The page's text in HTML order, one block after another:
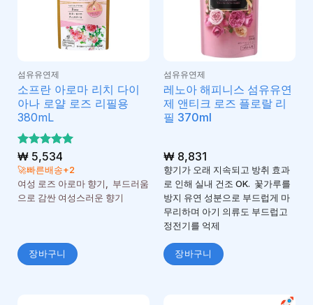
섬유유연제
소프란 아로마 리치 다이
아나 로얄 로즈 리필용
380mL
5 중에서
5로 평가
됨
₩5,534
🚀빠른배송+2
여성 로즈 아로마 향기, 부드러움
으로 감싼 여성스러운 향기
장바구니
섬유유연제
레노아 해피니스 섬유유연
제 앤티크 로즈 플로랄 리
필 370ml
₩8,831
향기가 오래 지속되고 방취 효과
로 인해 실내 건조 OK. 꽃가루를
방지 유연 성분으로 부드럽게 마
무리하며 아기 의류도 부드럽고
정전기를 억제
장바구니